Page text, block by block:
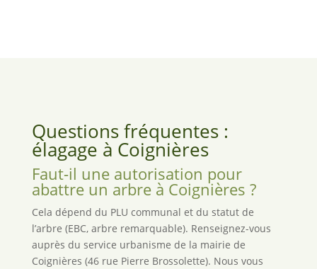
Questions fréquentes :
élagage à Coignières
Faut-il une autorisation pour
abattre un arbre à Coignières ?
Cela dépend du PLU communal et du statut de
l’arbre (EBC, arbre remarquable). Renseignez-vous
auprès du service urbanisme de la mairie de
Coignières (46 rue Pierre Brossolette). Nous vous